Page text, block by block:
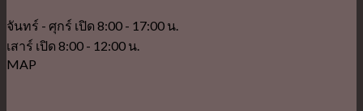
จันทร์ - ศุกร์ เปิด 8:00 - 17:00 น.
เสาร์ เปิด 8:00 - 12:00 น.
MAP